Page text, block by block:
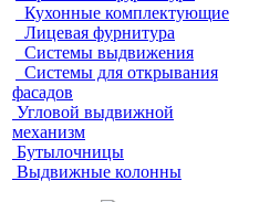
Кухонные комплектующие
Лицевая фурнитура
Системы выдвижения
Системы для открывания
фасадов
Угловой выдвижной
механизм
Бутылочницы
Выдвижные колонны